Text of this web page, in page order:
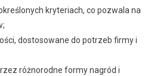
kryteriach, co pozwala na
dostosowane do potrzeb firmy i
różnorodne formy nagród i